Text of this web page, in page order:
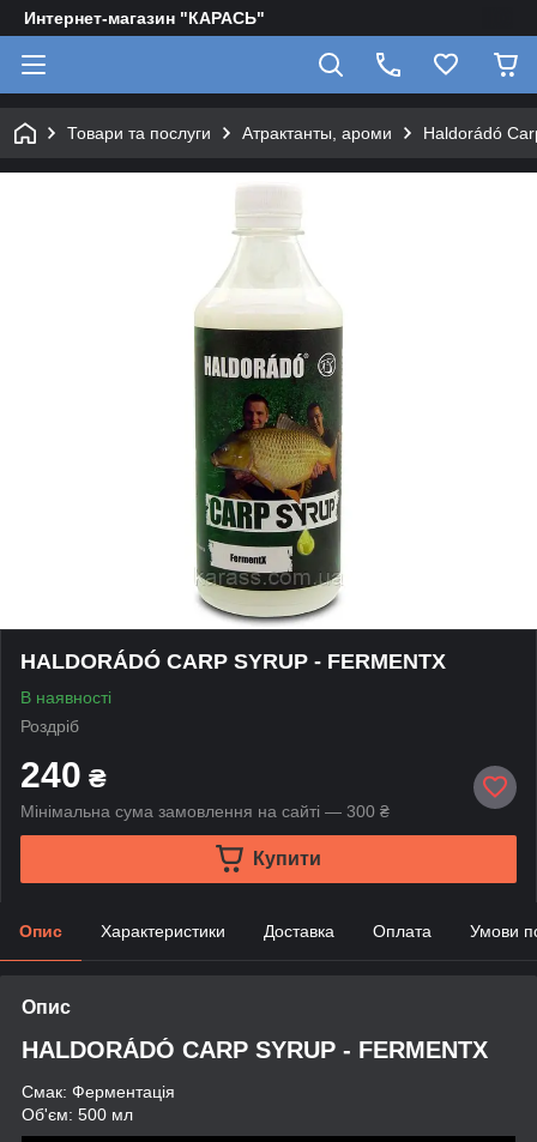
Интернет-магазин "КАРАСЬ"
Товари та послуги Атрактанты, ароми Haldorádó
HALDORÁDÓ CARP SYRUP - FERMENTX
В наявності
Роздріб
240 ₴
Мінімальна сума замовлення на сайті — 300 ₴
Купити
Опис Характеристики Доставка Оплата Умови
Опис
HALDORÁDÓ CARP SYRUP - FERMENTX
Смак: Ферментація
Об'єм: 500 мл